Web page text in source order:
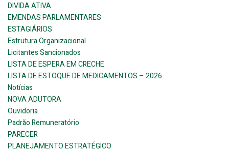
DIVIDA ATIVA
EMENDAS PARLAMENTARES
ESTAGIÁRIOS
Estrutura Organizacional
Licitantes Sancionados
LISTA DE ESPERA EM CRECHE
LISTA DE ESTOQUE DE MEDICAMENTOS – 2026
Notícias
NOVA ADUTORA
Ouvidoria
Padrão Remuneratório
PARECER
PLANEJAMENTO ESTRATÉGICO